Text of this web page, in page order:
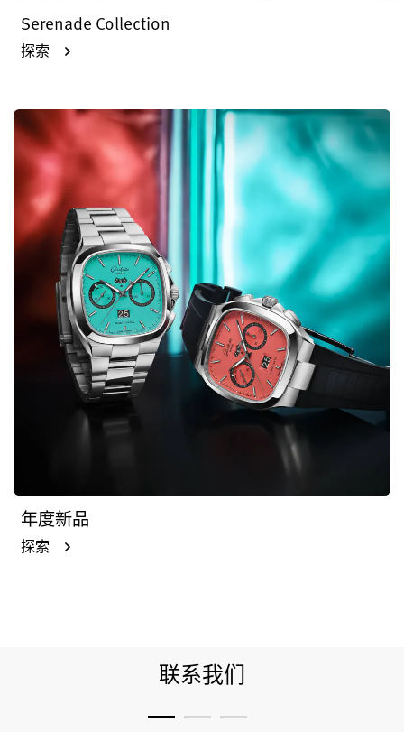
Serenade Collection
探索
年度新品
探索
联系我们